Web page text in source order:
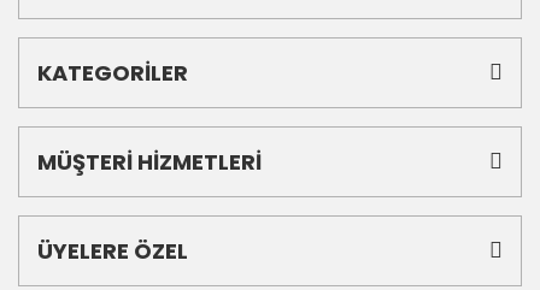
KATEGORİLER
MÜŞTERİ HİZMETLERİ
ÜYELERE ÖZEL